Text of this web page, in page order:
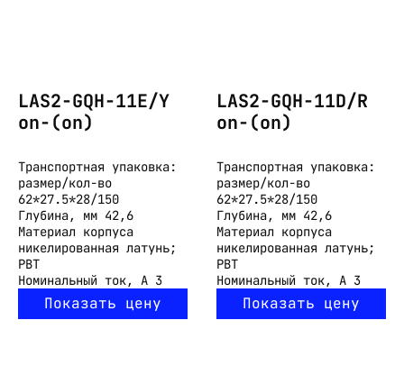
LAS2-GQH-11E/Y
on-(on)
Транспортная упаковка:
размер/кол-во
62*27.5*28/150
Глубина, мм 42,6
Материал корпуса
никелированная латунь;
PBT
Номинальный ток, А 3
Показать цену
LAS2-GQH-11D/R
on-(on)
Транспортная упаковка:
размер/кол-во
62*27.5*28/150
Глубина, мм 42,6
Материал корпуса
никелированная латунь;
PBT
Номинальный ток, А 3
Показать цену